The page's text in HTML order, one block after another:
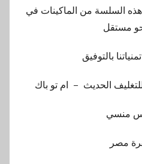
هذه السلسة من الماكينات في
مستقل
بالتوفيق
الحديث – ام تو باك
منسي
مصر